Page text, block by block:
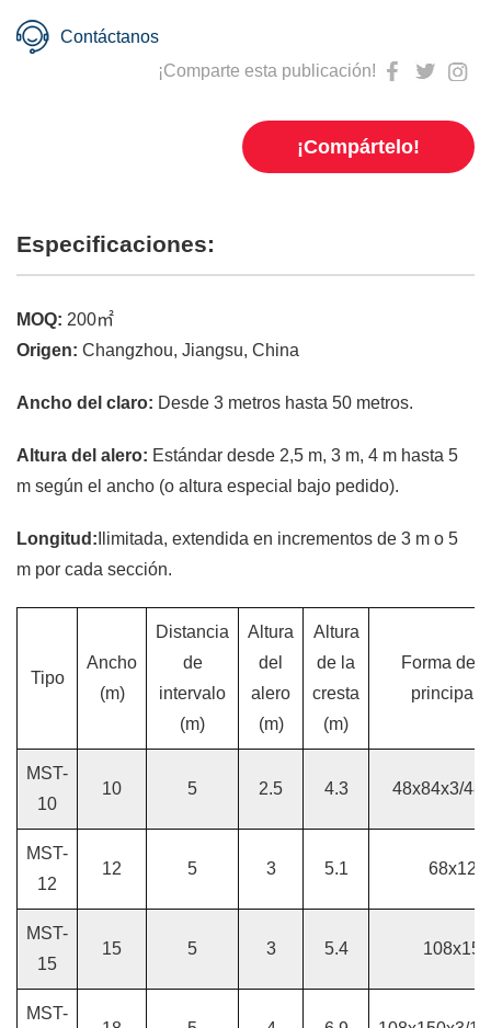
Contáctanos
¡Comparte esta publicación!
¡Compártelo!
Especificaciones:
MOQ: 200㎡
Origen: Changzhou, Jiangsu, China
Ancho del claro: Desde 3 metros hasta 50 metros.
Altura del alero: Estándar desde 2,5 m, 3 m, 4 m hasta 5
m según el ancho (o altura especial bajo pedido).
Longitud: Ilimitada, extendida en incrementos de 3 m o 5
m por cada sección.
Tipo
Ancho
(m)
Distancia
de
intervalo
(m)
Altura
del
alero
(m)
Altura
de la
cresta
(m)
Forma del
principal
MST-
10
10 5 2.5 4.3 48x84x3/
MST-
12
12 5 3 5.1
MST-
15
15 5 3 5.4
MST-